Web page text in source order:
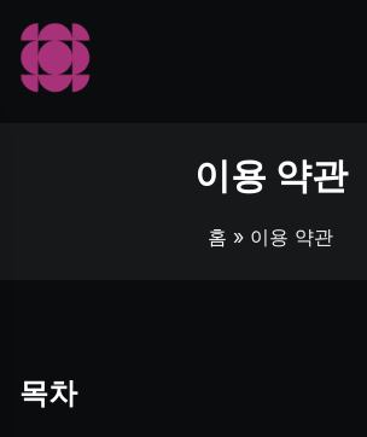
이용 약관
홈 » 이용 약관
목차